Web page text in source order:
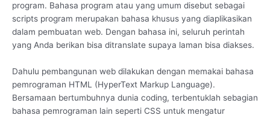
program. Bahasa program atau yang umum disebut sebagai
scripts program merupakan bahasa khusus yang diaplikasikan
dalam pembuatan web. Dengan bahasa ini, seluruh perintah
yang Anda berikan bisa ditranslate supaya laman bisa diakses.
Dahulu pembangunan web dilakukan dengan memakai bahasa
pemrograman HTML (HyperText Markup Language).
Bersamaan bertumbuhnya dunia coding, terbentuklah sebagian
bahasa pemrograman lain seperti CSS untuk mengatur